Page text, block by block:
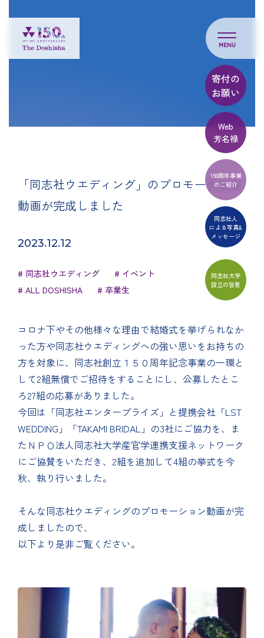
MENU
寄付の
お願い
Web
芳名禄
150周年事業
のご紹介
同志社人
による写真&
メッセージ
同志社大学
設立の旨意
「同志社ウエディング」のプロモーション
動画が完成しました
2023.12.12
# 同志社ウエディング
# イベント
# ALL DOSHISHA
# 卒業生
コロナ下やその他様々な理由で結婚式を挙げられなか
った方や同志社ウエディングへの強い思いをお持ちの
方を対象に、同志社創立１５０周年記念事業の一環と
して2組無償でご招待をすることにし、公募したとこ
ろ27組の応募がありました。
今回は「同志社エンタープライズ」と提携会社「LST
WEDDING」「TAKAMI BRIDAL」の3社にご協力を、ま
たＮＰＯ法人同志社大学産官学連携支援ネットワーク
にご協賛をいただき、2組を追加して4組の挙式を今
秋、執り行いました。
そんな同志社ウエディングのプロモーション動画が完
成しましたので、
以下より是非ご覧ください。